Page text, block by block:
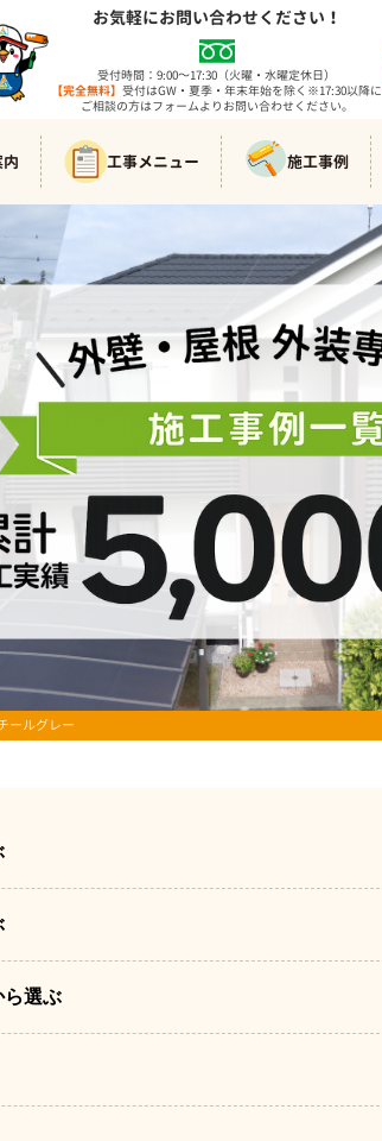
お気軽にお問い合わせください！
受付時間：9:00～17:30（火曜・水曜定休日）
【完全無料】 受付はGW・夏季・年末年始を除く※17:30以降に
ご相談の方はフォームよりお問い合わせください。
工事メニュー 施工事例
ールグレー
ら選ぶ